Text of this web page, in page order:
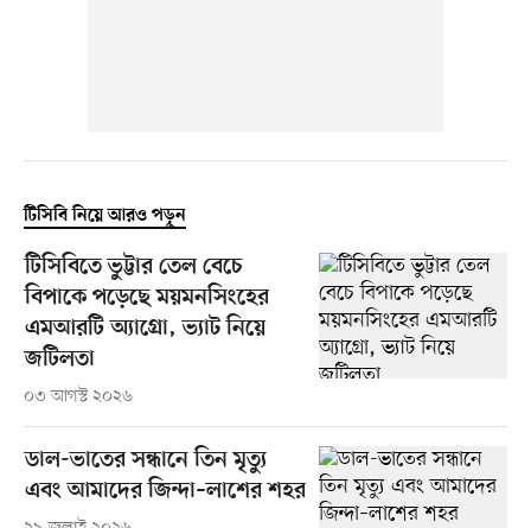
টিসিবি নিয়ে আরও পড়ুন
টিসিবিতে ভুট্টার তেল বেচে
বিপাকে পড়েছে ময়মনসিংহের
এমআরটি অ্যাগ্রো, ভ্যাট নিয়ে
জটিলতা
০৩ আগস্ট ২০২৬
ডাল-ভাতের সন্ধানে তিন মৃত্যু
এবং আমাদের জিন্দা–লাশের শহর